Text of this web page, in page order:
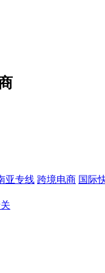
亚专线 跨境电商 国际